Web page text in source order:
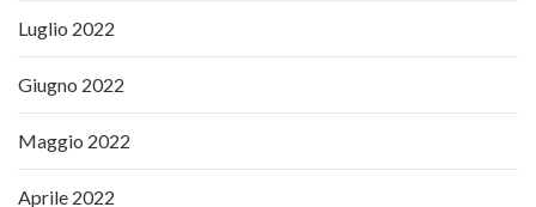
Luglio 2022
Giugno 2022
Maggio 2022
Aprile 2022